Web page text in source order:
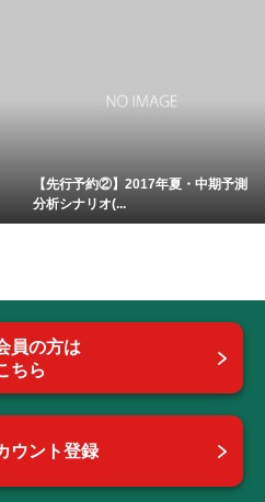
【先行予約②】2017年夏・中期予測
分析シナリオ(...
員の方は
ちら
ウント登録